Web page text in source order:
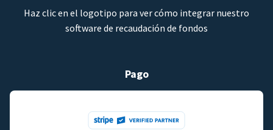
Haz clic en el logotipo para ver cómo integrar nuestro
software de recaudación de fondos
Pago